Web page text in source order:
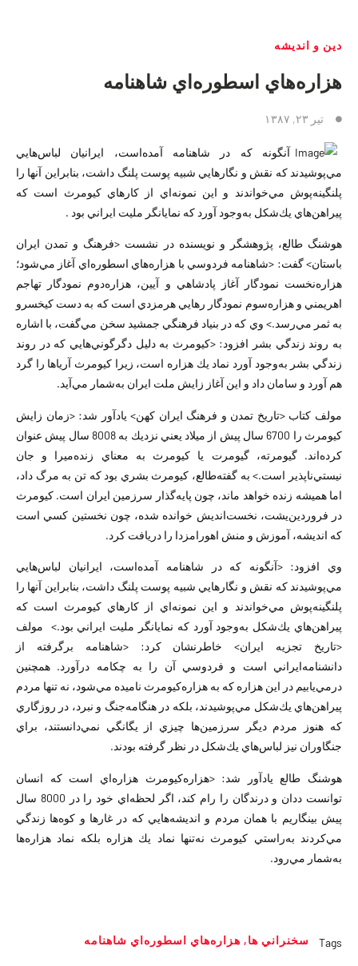
دین و اندیشه
هزاره‌هاي اسطوره‌اي شاهنامه
تیر ۲۳, ۱۳۸۷
آنگونه كه در شاهنامه آمده‌است، ايرانيان لباس‌هايي
مي‌پوشيدند كه نقش ‌و ‌نگارهايي شبيه پوست پلنگ داشت، بنابراين آنها را
پلنگينه‌پوش مي‌خواندند و اين نمونه‌اي از كارهاي كيومرث است كه
پيراهن‌هاي يك‌شكل به‌وجود آورد كه نمايانگر مليت ايراني بود .
هوشنگ طالع، پژوهشگر و نويسنده در نشست <فرهنگ و تمدن ايران
باستان> گفت: <شاهنامه فردوسي با هزاره‌هاي اسطوره‌اي آغاز مي‌شود؛
هزاره‌نخست نمودگار آغاز پادشاهي و آيين، هزاره‌دوم نمودگار تهاجم
اهريمني و هزاره‌سوم نمودگار رهايي هرمزدي است كه به دست كيخسرو
به ثمر مي‌رسد.> وي كه در بنياد فرهنگي جمشيد سخن مي‌گفت، با اشاره
به روند زندگي بشر افزود: <كيومرث به دليل دگرگوني‌هايي كه در روند
زندگي بشر به‌وجود آورد نماد يك هزاره است، زيرا كيومرث آرياها را گرد
هم آورد و سامان داد و اين آغاز زايش ملت ايران به‌شمار مي‌آيد.
مولف كتاب <تاريخ تمدن و فرهنگ ايران كهن> يادآور شد: <زمان زايش
كيومرث را 6700 سال پيش از ميلا‌د يعني نزديك به 8008 سال پيش عنوان
كرده‌اند. گيومرته، گيومرت يا كيومرث به معناي زنده‌ميرا و جان
نيستي‌ناپذير است.> به گفته‌طالع، كيومرث بشري بود كه تن به مرگ داد،
اما هميشه زنده خواهد ماند، چون پايه‌گذار سرزمين ايران است. كيومرث
در فروردين‌يشت، نخست‌انديش خوانده شده، چون نخستين كسي است
كه انديشه، آموزش و منش اهورامزدا را دريافت كرد. ‌
وي افزود: <آنگونه كه در شاهنامه آمده‌است، ايرانيان لباس‌هايي
مي‌پوشيدند كه نقش ‌و ‌نگارهايي شبيه پوست پلنگ داشت، بنابراين آنها را
پلنگينه‌پوش مي‌خواندند و اين نمونه‌اي از كارهاي كيومرث است كه
پيراهن‌هاي يك‌شكل به‌وجود آورد كه نمايانگر مليت ايراني بود.> ‌ مولف
<تاريخ تجزيه ايران> خاطرنشان كرد: <شاهنامه برگرفته از
دانشنامه‌ايراني است و فردوسي آن را به ‌چكامه درآورد. همچنين
درمي‌يابيم در اين هزاره كه به هزاره‌كيومرث ناميده مي‌شود، نه تنها مردم
پيراهن‌هاي يك‌شكل مي‌پوشيدند، بلكه در هنگامه‌جنگ و نبرد، در روزگاري
كه هنوز مردم ديگر سرزمين‌‌ها چيزي از يگانگي نمي‌دانستند، براي
جنگاوران نيز لباس‌هاي يك‌شكل در نظر گرفته بودند.
هوشنگ طالع يادآور شد: <هزاره‌كيومرث هزاره‌اي است كه انسان
توانست ددان و درندگان را رام كند، اگر لحظه‌اي خود را در 8000 سال
پيش بينگاريم با همان مردم و انديشه‌هايي كه در غارها و كوه‌ها زندگي
مي‌كردند به‌راستي كيومرث نه‌تنها نماد يك هزاره بلكه نماد هزاره‌ها
به‌شمار مي‌رود.
Tags سخنراني ها, هزاره‌هاي اسطوره‌اي شاهنامه